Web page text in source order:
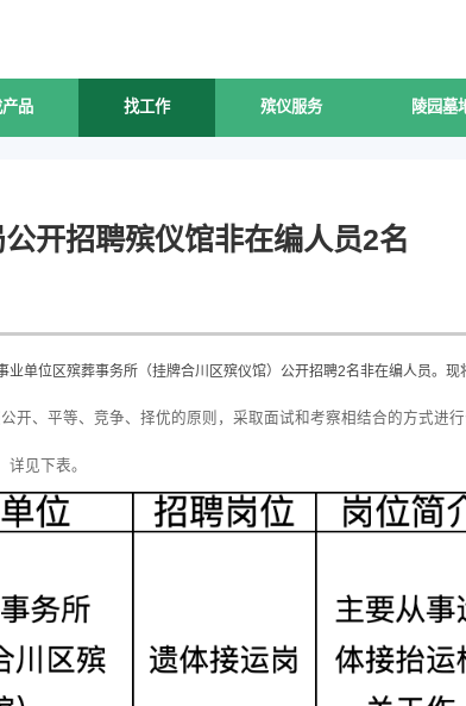
品 找工作 殡仪服务 陵园墓
开招聘殡仪馆非在编人员2名
单位区殡葬事务所（挂牌合川区殡仪馆）公开招聘2名非在编人员。现
开、平等、竞争、择优的原则，采取面试和考察相结合的方式进行
见下表。